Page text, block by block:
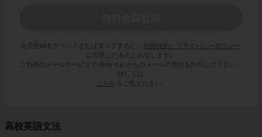
会員登録をクリックまたはタップすると、
利用規約・プライバシーポリシー
に同意したものとみなします。
ご利用のメールサービスで @try-it.jp からのメールの受信を許可して下さい。
詳しくは
こちら
をご覧ください。
高校英語文法